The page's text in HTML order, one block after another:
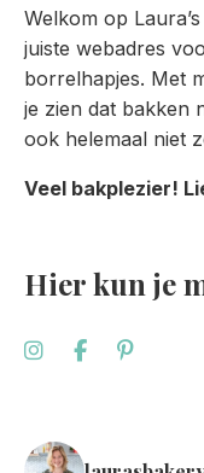
Welkom op
juiste webadres
borrelhapjes. Met
je zien dat bakken
ook helemaal niet
Veel bakplezier!
Hier kun je